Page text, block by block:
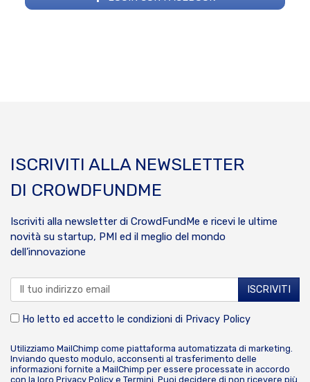
ISCRIVITI ALLA NEWSLETTER
DI CROWDFUNDME
Iscriviti alla newsletter di CrowdFundMe e ricevi le ultime
novità su startup, PMI ed il meglio del mondo
dell’innovazione
Ho letto ed accetto le condizioni di Privacy Policy
Utilizziamo MailChimp come piattaforma automatizzata di marketing.
Inviando questo modulo, acconsenti al trasferimento delle
informazioni fornite a MailChimp per essere processate in accordo
con la loro Privacy Policy e Termini. Puoi decidere di non ricevere più